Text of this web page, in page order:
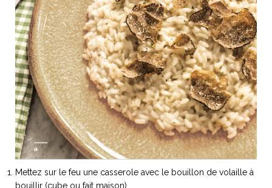
Mettez sur le feu une casserole avec le bouillon de volaille à
bouillir (cube ou fait maison)